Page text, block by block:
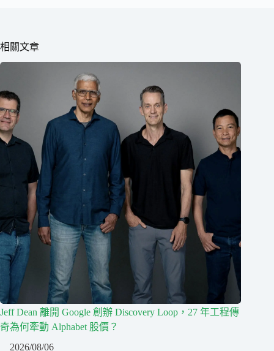
相關文章
Jeff Dean 離開 Google 創辦 Discovery Loop，27 年工程傳
奇為何牽動 Alphabet 股價？
2026/08/06